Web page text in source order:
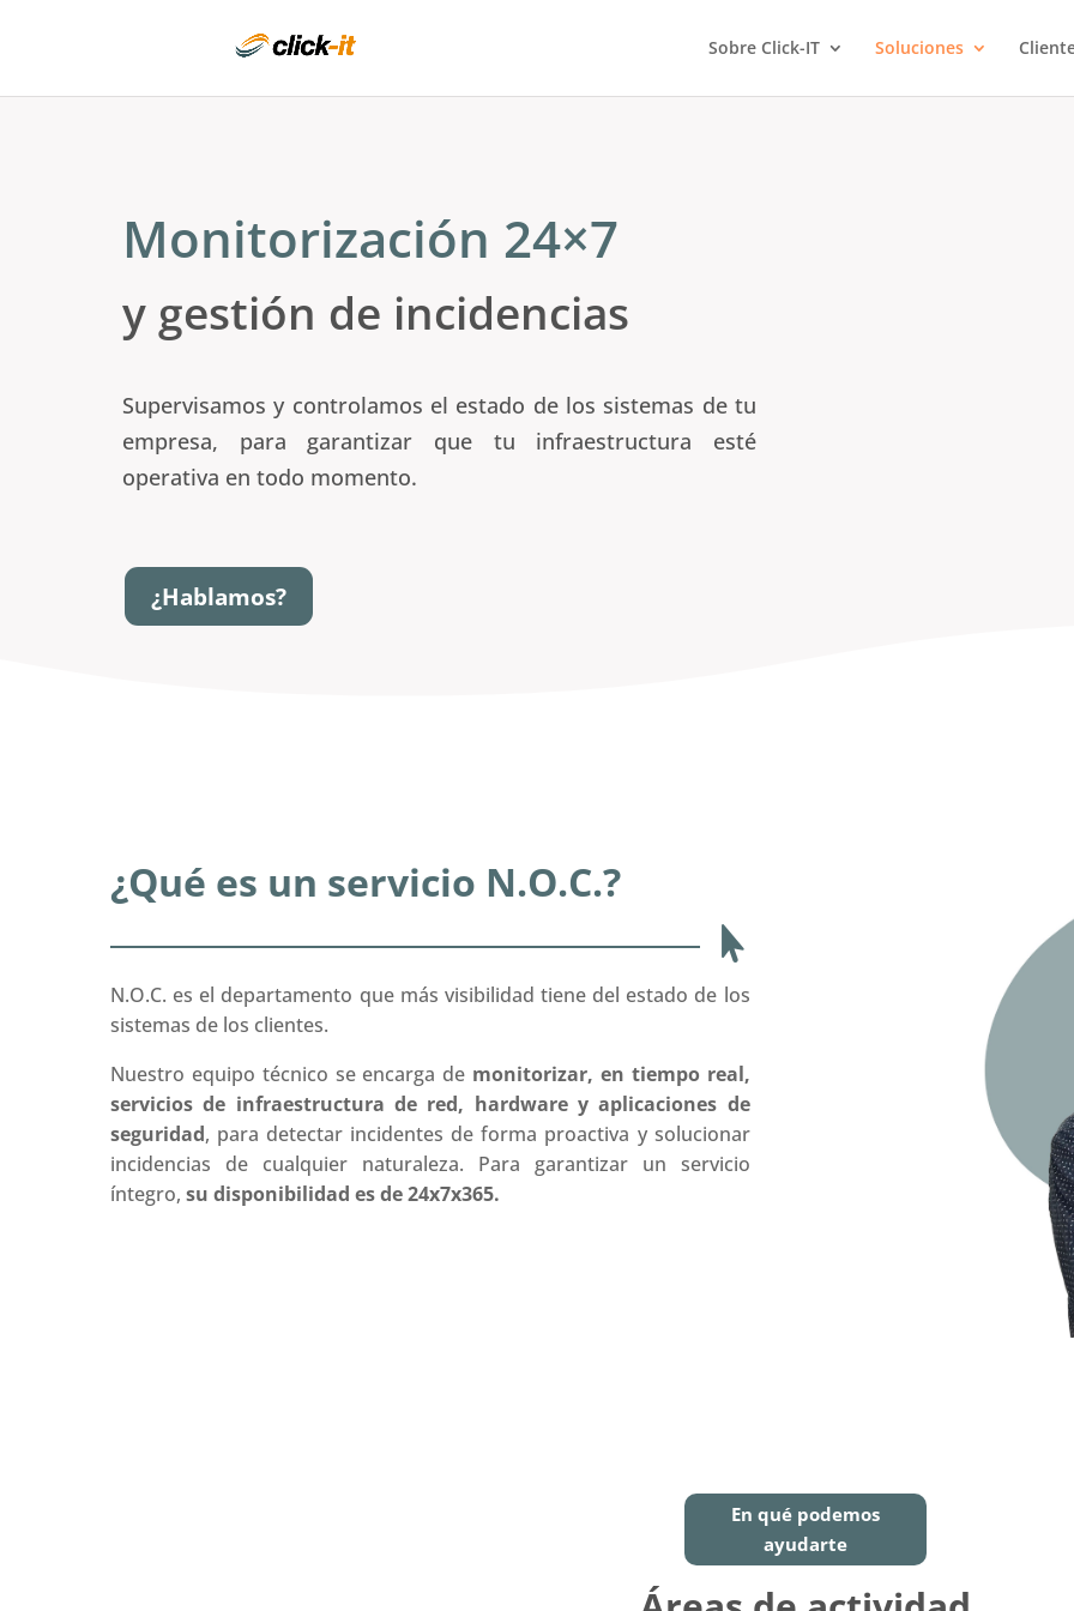
Sobre Click-IT Soluciones
Monitorización 24×7
y gestión de incidencias
Supervisamos y controlamos el estado de los sistemas de tu
empresa, para garantizar que tu infraestructura esté
operativa en todo momento.
¿Hablamos?
¿Qué es un servicio N.O.C.?

N.O.C. es el departamento que más visibilidad tiene del estado de los
sistemas de los clientes.
Nuestro equipo técnico se encarga de monitorizar, en tiempo real,
servicios de infraestructura de red, hardware y aplicaciones de
seguridad, para detectar incidentes de forma proactiva y solucionar
incidencias de cualquier naturaleza. Para garantizar un servicio
íntegro, su disponibilidad es de 24x7x365.
En qué podemos
ayudarte